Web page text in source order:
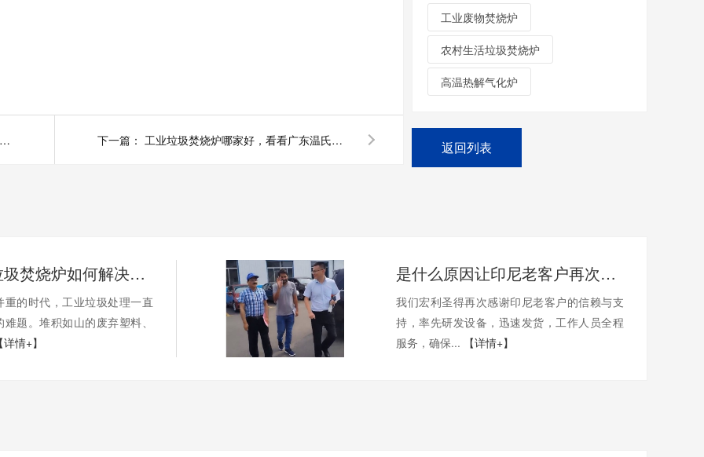
是什么理由可以让正邦集团第8次从宏利圣得购买垃圾焚烧炉 下一篇： 工业垃圾焚烧炉哪家好，看看广东温氏集团如何选
工业废物焚烧炉
农村生活垃圾焚烧炉
高温热解气化炉
返回列表
宏利圣得垃圾焚烧炉如何解决日本工厂工业垃圾处理合规排放难题
重的时代，工业垃圾处理一直
题。堆积如山的废弃塑料、
情+】
是什么原因让印尼老客户再次选购我们的垃圾焚烧炉呢？
我们宏利圣得再次感谢印尼老客户的信赖与支
持，率先研发设备，迅速发货，工作人员全程
服务，确保...
【详情+】